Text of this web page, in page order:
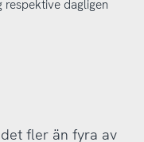
respektive dagligen
fler än fyra av